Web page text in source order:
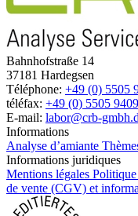
Bahnhofstraße 14
37181 Hardegsen
Téléphone: +49 (0) 5505
téléfax: +49 (0) 5505
E-mail: labor@crb-
Informations
Analyse d’amiante
Informations juridiques
Mentions légales
de vente (CGV) et